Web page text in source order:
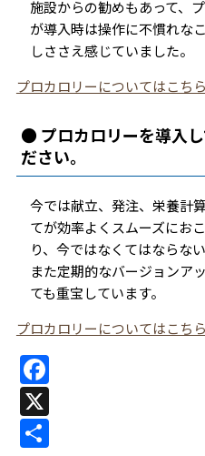
施設からの勧めもあって、
が導入時は操作に不慣れな
しささえ感じていました。
プロカロリーについてはこちら
● プロカロリーを導入
ださい。
今では献立、発注、栄養計
てが効率よくスムーズにお
り、今ではなくてはならな
また定期的なバージョンア
ても重宝しています。
プロカロリーについてはこちら
F
a
c
X
共